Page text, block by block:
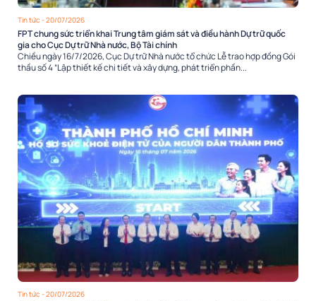
Tin tức - 20/07/2026
FPT chung sức triển khai Trung tâm giám sát và điều hành Dự trữ quốc
gia cho Cục Dự trữ Nhà nước, Bộ Tài chính
Chiều ngày 16/7/2026, Cục Dự trữ Nhà nước tổ chức Lễ trao hợp đồng Gói
thầu số 4 “Lập thiết kế chi tiết và xây dựng, phát triển phần...
Tin tức - 20/07/2026